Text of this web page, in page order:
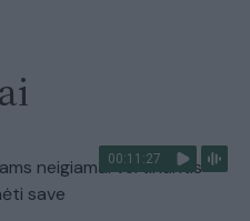
00:11:27
neigiamai vertinantis
save